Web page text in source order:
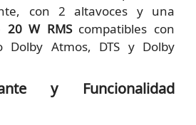
con 2 altavoces y una
20 W RMScompatibles con
Dolby Atmos, DTS y Dolby
y Funcionalidad